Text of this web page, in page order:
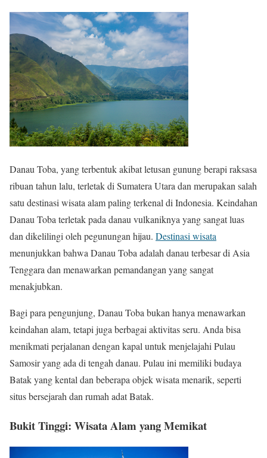
Danau Toba, yang terbentuk akibat letusan gunung berapi raksasa
ribuan tahun lalu, terletak di Sumatera Utara dan merupakan salah
satu destinasi wisata alam paling terkenal di Indonesia. Keindahan
Danau Toba terletak pada danau vulkaniknya yang sangat luas
dan dikelilingi oleh pegunungan hijau. Destinasi wisata
menunjukkan bahwa Danau Toba adalah danau terbesar di Asia
Tenggara dan menawarkan pemandangan yang sangat
menakjubkan.
Bagi para pengunjung, Danau Toba bukan hanya menawarkan
keindahan alam, tetapi juga berbagai aktivitas seru. Anda bisa
menikmati perjalanan dengan kapal untuk menjelajahi Pulau
Samosir yang ada di tengah danau. Pulau ini memiliki budaya
Batak yang kental dan beberapa objek wisata menarik, seperti
situs bersejarah dan rumah adat Batak.
Bukit Tinggi: Wisata Alam yang Memikat